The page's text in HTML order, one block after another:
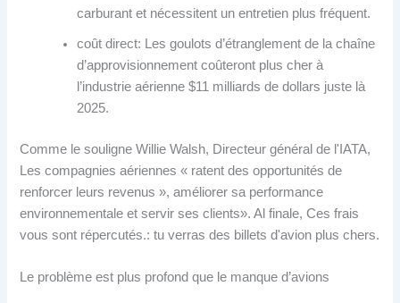
carburant et nécessitent un entretien plus fréquent.
coût direct: Les goulots d’étranglement de la chaîne
d’approvisionnement coûteront plus cher à
l’industrie aérienne $11 milliards de dollars juste là
2025.
Comme le souligne Willie Walsh, Directeur général de l'IATA,
Les compagnies aériennes « ratent des opportunités de
renforcer leurs revenus », améliorer sa performance
environnementale et servir ses clients». Al finale, Ces frais
vous sont répercutés.: tu verras des billets d'avion plus chers.
Le problème est plus profond que le manque d’avions